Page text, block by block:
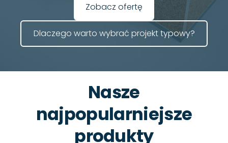
​Zobacz ofertę​
​Dlaczego warto wybrać projekt typowy?​
Nasze
najpopularniejsze
produkty